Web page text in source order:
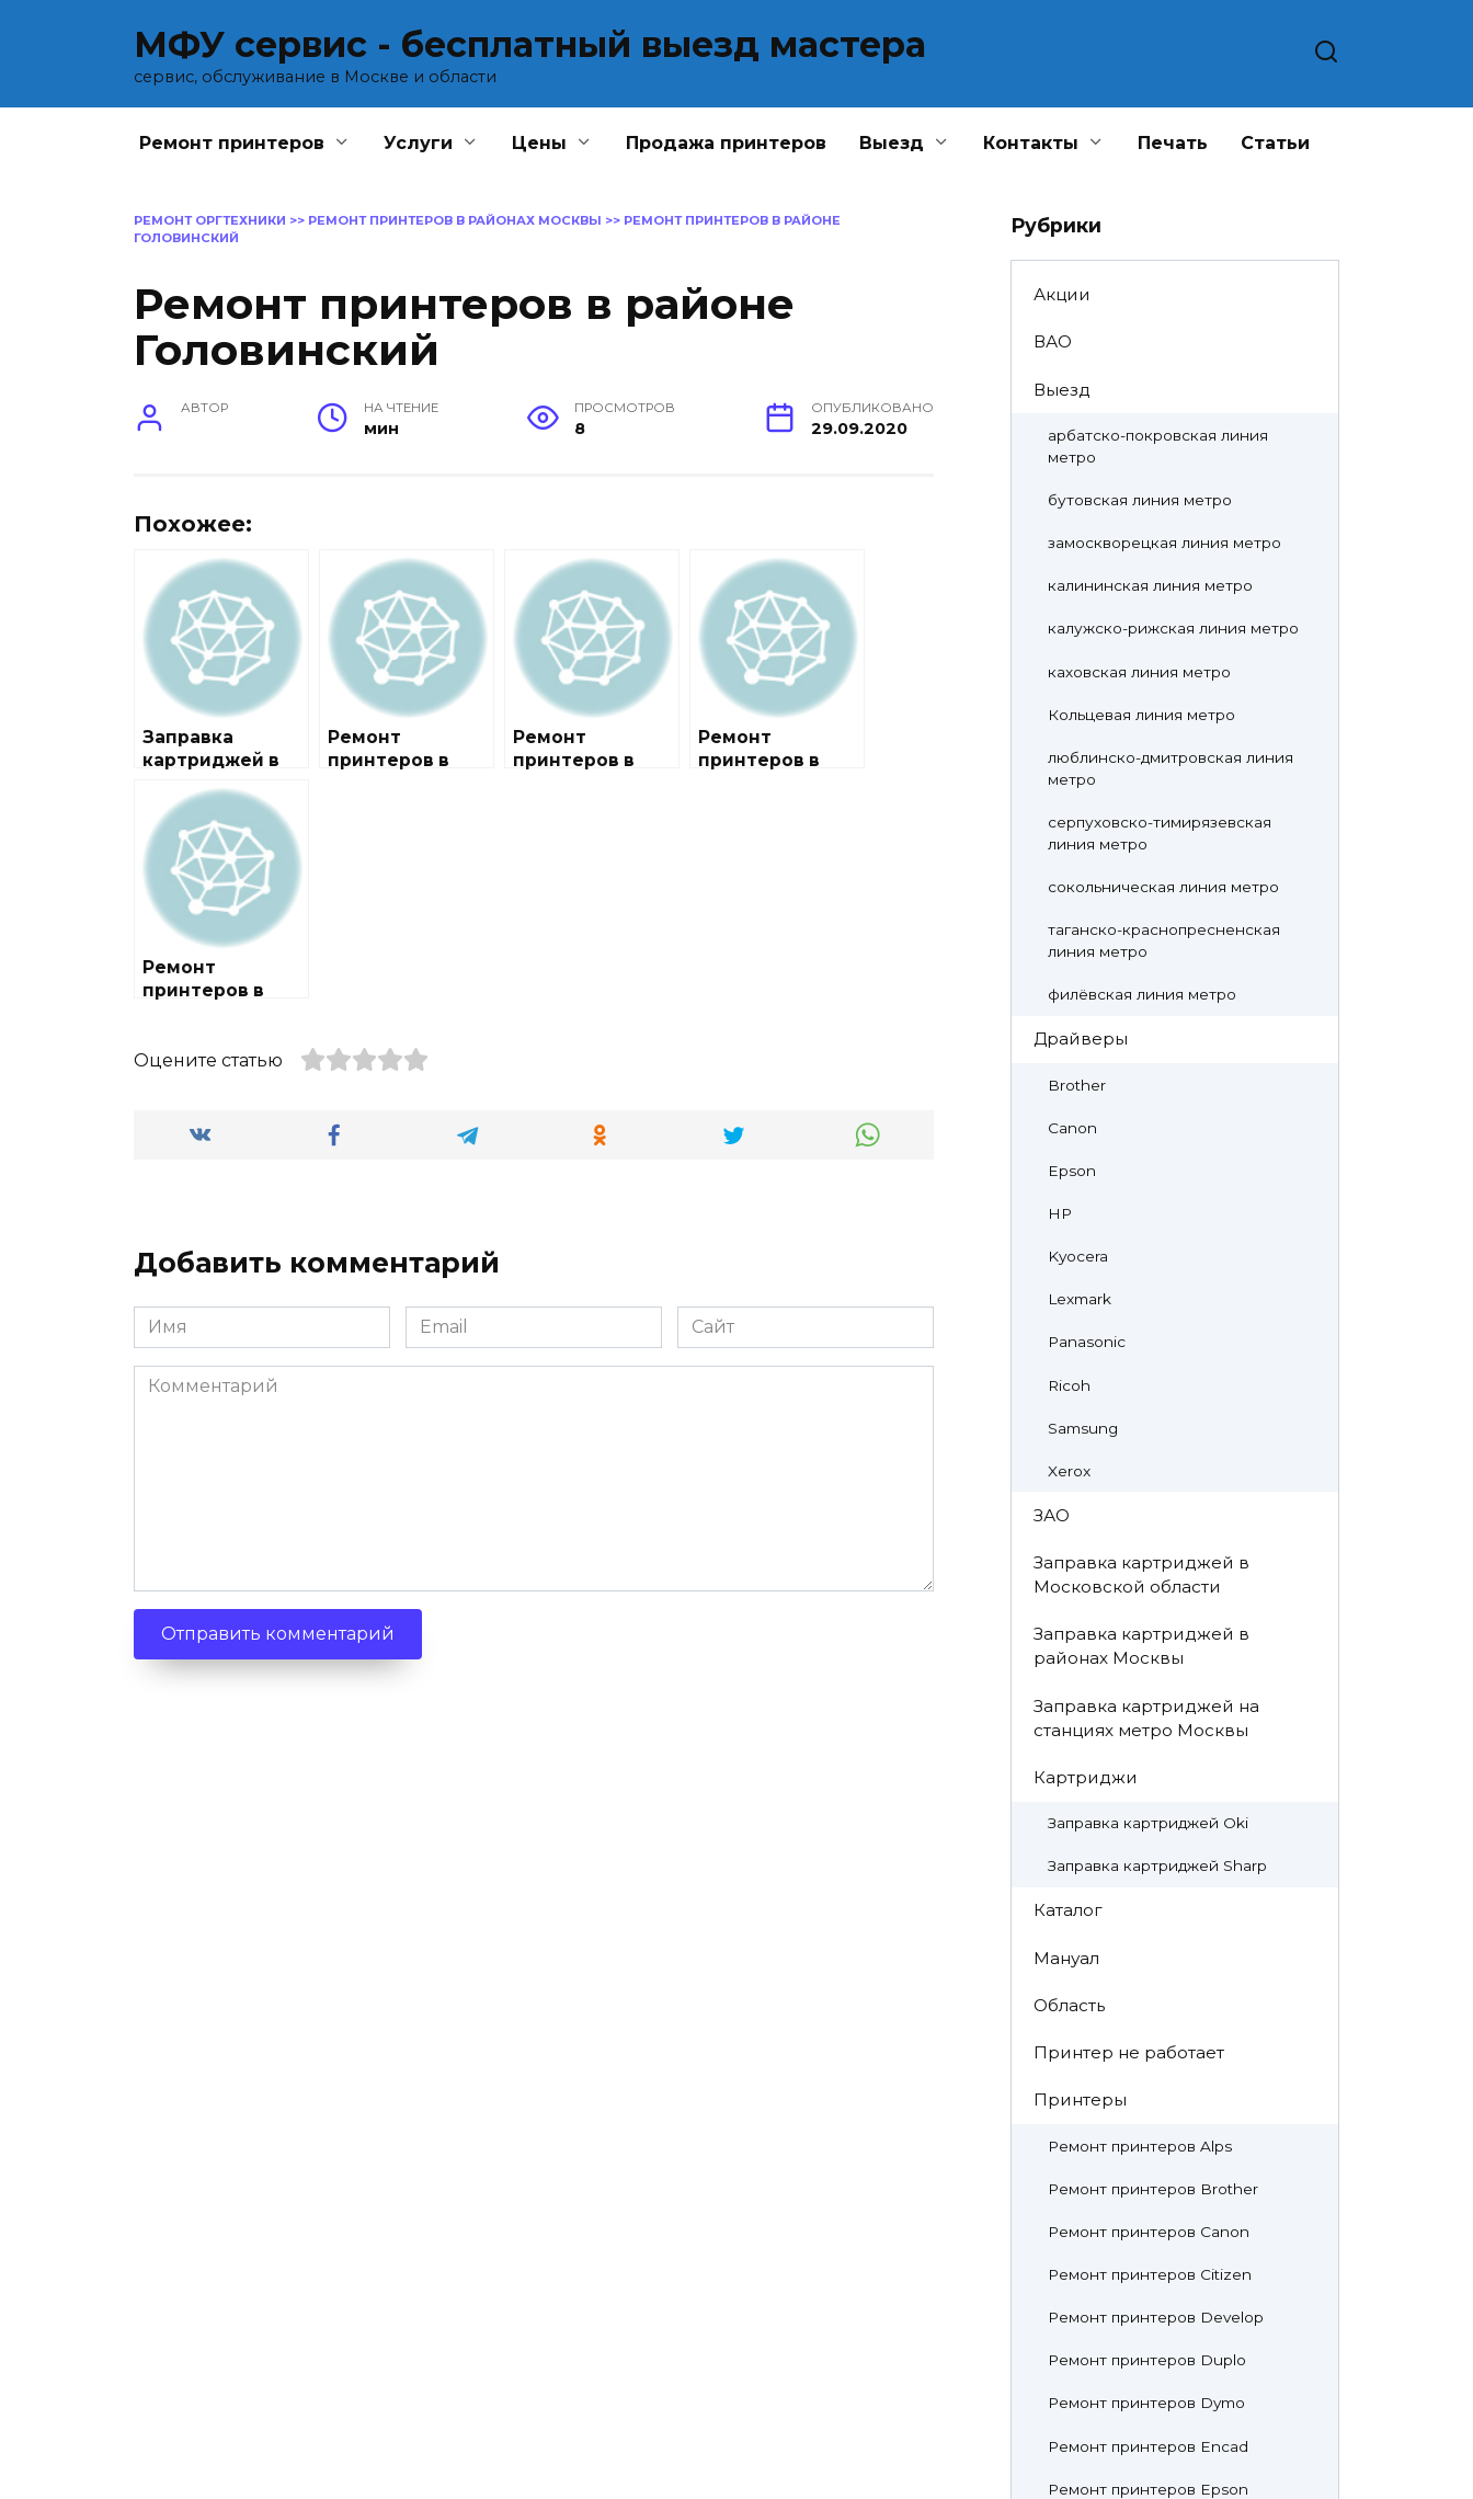
МФУ сервис - бесплатный выезд мастера
сервис, обслуживание в Москве и области
Ремонт принтеров Услуги Цены Продажа принтеров Выезд Контакты Печать Статьи
РЕМОНТ ОРГТЕХНИКИ >> РЕМОНТ ПРИНТЕРОВ В РАЙОНАХ МОСКВЫ >> РЕМОНТ ПРИНТЕРОВ В РАЙОНЕ
ГОЛОВИНСКИЙ
Ремонт принтеров в районе
Головинский
АВТОР НА ЧТЕНИЕ
мин
ПРОСМОТРОВ
8
ОПУБЛИКОВАНО
29.09.2020
Похожее:
Заправка
картриджей в
Головинский
Ремонт
принтеров в
Ремонт
принтеров в
Ремонт
принтеров в
Ремонт
принтеров в
Оцените статью
Добавить комментарий
Имя Email Сайт
Комментарий
Рубрики
Акции
ВАО
Выезд
арбатско-покровская линия
метро
бутовская линия метро
замоскворецкая линия метро
калининская линия метро
калужско-рижская линия метро
каховская линия метро
Кольцевая линия метро
люблинско-дмитровская линия
метро
серпуховско-тимирязевская
линия метро
сокольническая линия метро
таганско-краснопресненская
линия метро
филёвская линия метро
Драйверы
Brother
Canon
Epson
HP
Kyocera
Lexmark
Panasonic
Ricoh
Samsung
Xerox
ЗАО
Заправка картриджей в
Московской области
Заправка картриджей в
районах Москвы
Заправка картриджей на
станциях метро Москвы
Картриджи
Заправка картриджей Oki
Заправка картриджей Sharp
Каталог
Мануал
Область
Принтер не работает
Принтеры
Ремонт принтеров Alps
Ремонт принтеров Brother
Ремонт принтеров Canon
Ремонт принтеров Citizen
Ремонт принтеров Develop
Ремонт принтеров Duplo
Ремонт принтеров Dymo
Ремонт принтеров Encad
Ремонт принтеров Epson